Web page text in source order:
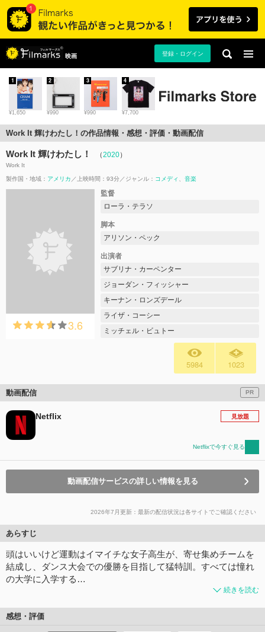
映画 登録・ログイン
¥1,650
1
¥990
2
¥990
3
¥7,700
4
Work It 輝けわたし！の作品情報・感想・評価・動画配信
Work It 輝けわたし！ （2020）
Work It
製作国・地域： アメリカ 上映時間：93分 ジャンル： コメディ 音楽
3.6
監督
ローラ・テラソ
脚本
アリソン・ペック
出演者
サブリナ・カーペンター
ジョーダン・フィッシャー
キーナン・ロンズデール
ライザ・コーシー
ミッチェル・ビュトー
5984 1023
動画配信 PR
Netflix 見放題
Netflixで今すぐ見る
動画配信サービスの詳しい情報を見る
2026年7月更新：最新の配信状況は各サイトでご確認ください
あらすじ
頭はいいけど運動はイマイチな女子高生が、寄せ集めチームを
結成し、ダンス大会での優勝を目指して猛特訓。すべては憧れ
の大学に入学する…
続きを読む
感想・評価